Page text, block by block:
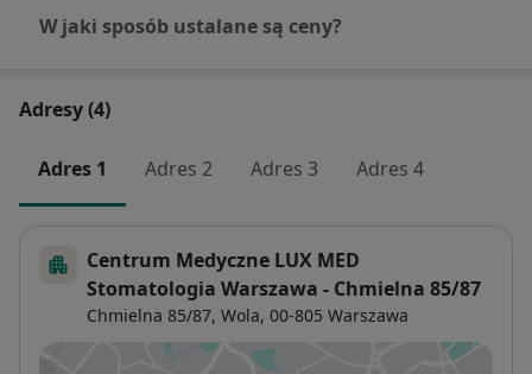
W jaki sposób ustalane są ceny?
Adresy (4)
Adres 1 Adres 2 Adres 3 Adres 4
Centrum Medyczne LUX MED
Stomatologia Warszawa - Chmielna 85/87
Chmielna 85/87, Wola, 00-805 Warszawa